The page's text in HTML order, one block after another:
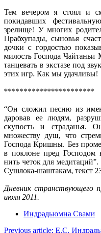
Тем вечером я стоял и
покидавших
зрелище! У многих
Прабхупады, сыновья
дочки с гордостью
милость Господа Чайтаньи
танцевать в экстазе под
этих игр. Как мы удачливы!
***********************
“Он сложил песню из
даровав ее людям,
скупость и страданья.
множеству душ, что
Господа Кришны. Без
в поклоне пред
нить четок для
Сушлока-шаштакам, текст
Дневник странствующего
июля 2011.
Индрадьюмна Свами
Previous article: Е.С.